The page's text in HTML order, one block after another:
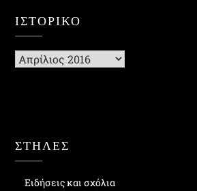
ΙΣΤΟΡΙΚΌ
Ιστορικό
ΣΤΗΛΕΣ
Ειδήσεις και σχόλια